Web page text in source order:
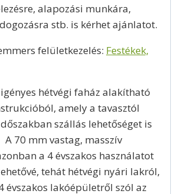
alapozási munkára,
stb. is kérhet ajánlatot.
felületkezelés: Festékek,
hétvégi faház alakítható
amely a tavasztól
szállás lehetőséget is
70 mm vastag, masszív
a 4 évszakos használatot
tehát hétvégi nyári lakról,
évszakos lakóépületről szól az